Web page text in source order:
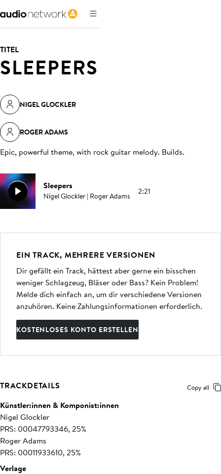
TITEL
SLEEPERS
NIGEL GLOCKLER
ROGER ADAMS
Epic, powerful theme, with rock guitar melody. Builds.
Sleepers
Nigel Glockler | Roger Adams 2:21
EIN TRACK, MEHRERE VERSIONEN
Dir gefällt ein Track, hättest aber gerne ein bisschen
weniger Schlagzeug, Bläser oder Bass? Kein Problem!
Melde dich einfach an, um dir verschiedene Versionen
anzuhören. Keine Zahlungsinformationen erforderlich.
KOSTENLOSES KONTO ERSTELLEN
TRACKDETAILS Copy all
Künstler:innen & Komponist:innen
Nigel Glockler
PRS: 00047793346, 25%
Roger Adams
PRS: 00011933610, 25%
Verlage